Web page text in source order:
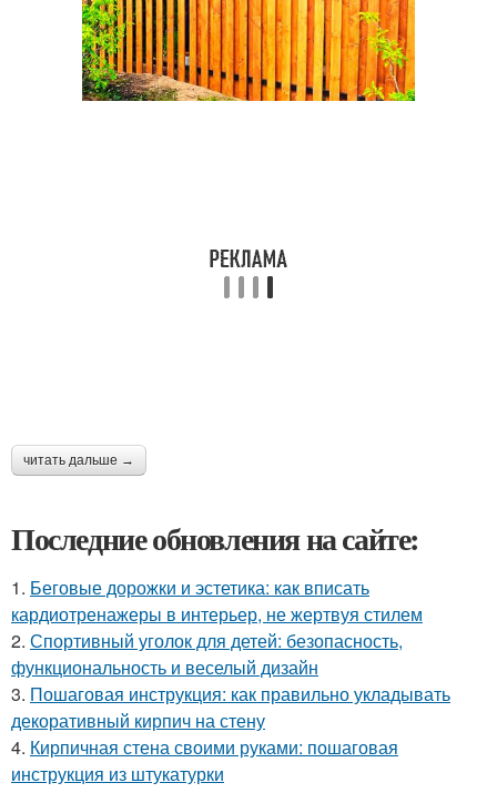
читать дальше →
Последние обновления на сайте:
1. Беговые дорожки и эстетика: как вписать
кардиотренажеры в интерьер, не жертвуя стилем
2. Спортивный уголок для детей: безопасность,
функциональность и веселый дизайн
3. Пошаговая инструкция: как правильно укладывать
декоративный кирпич на стену
4. Кирпичная стена своими руками: пошаговая
инструкция из штукатурки